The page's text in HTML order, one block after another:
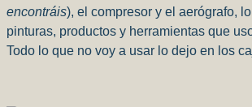
encontráis), el compresor y el aerógrafo,
pinturas, productos y herramientas que
Todo lo que no voy a usar lo dejo en los